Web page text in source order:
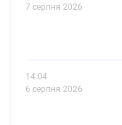
7 серпня 2026
14.04
6 серпня 2026